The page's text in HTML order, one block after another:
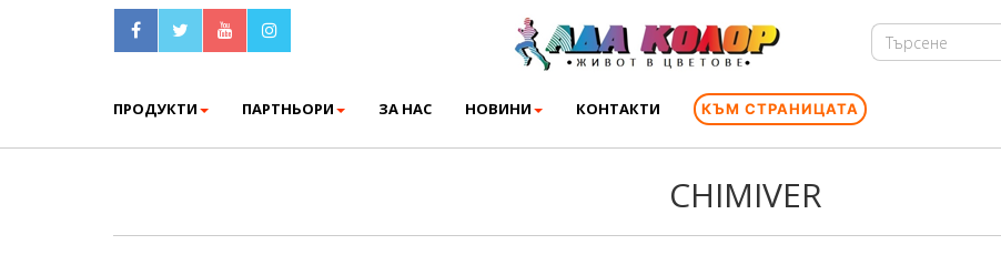
ПРОДУКТИ ПАРТНЬОРИ ЗА НАС НОВИНИ КОНТАКТИ КЪМ СТРАНИЦАТА
CHIMIVER